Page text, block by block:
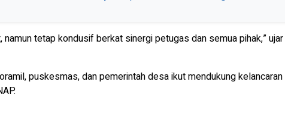
namun tetap kondusif berkat sinergi petugas dan semua pihak,” ujar
puskesmas, dan pemerintah desa ikut mendukung kelancaran